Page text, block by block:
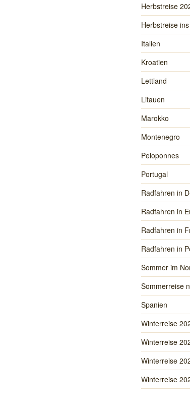
Herbstreise
Herbstreise
Italien
Kroatien
Lettland
Litauen
Marokko
Montenegro
Peloponnes
Portugal
Radfahren in
Radfahren in
Radfahren in
Radfahren in
Sommer im
Sommerreise
Spanien
Winterreise
Winterreise
Winterreise
Winterreise